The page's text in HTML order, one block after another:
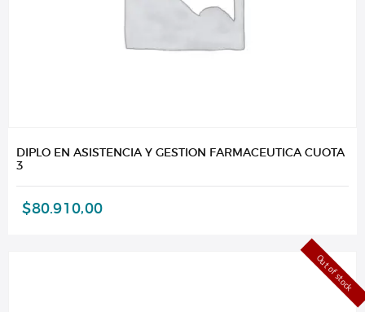
DIPLO EN ASISTENCIA Y GESTION FARMACEUTICA CUOTA
3
$80.910,00
Out of stock